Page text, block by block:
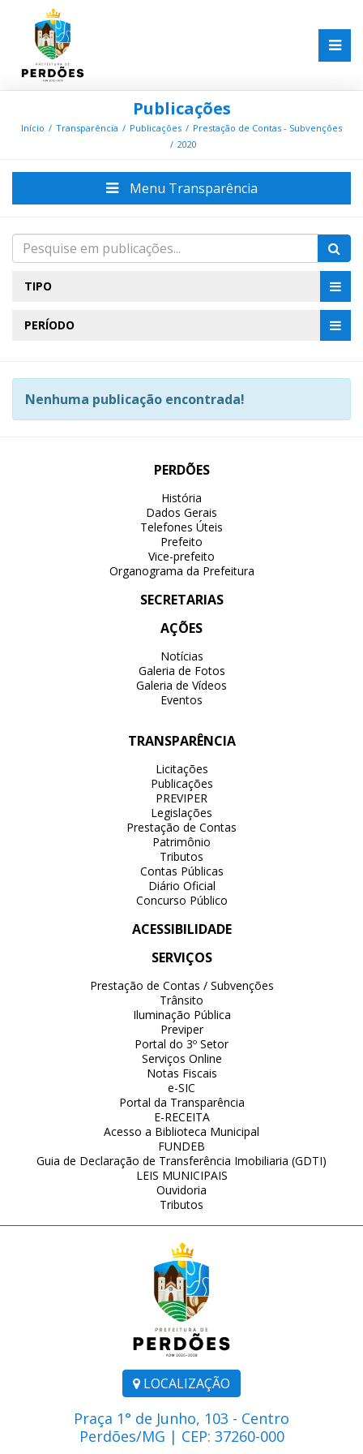
Publicações
Início Transparência Publicações
Prestação de Contas - Subvenções
2020
Menu Transparência
TIPO
PERÍODO
Nenhuma publicação encontrada!
LOCALIZAÇÃO
Praça 1° de Junho, 103 - Centro
Perdões/MG | CEP: 37260-000
PERDÕES
História
Dados Gerais
Telefones Úteis
Prefeito
Vice-prefeito
Organograma da Prefeitura
SECRETARIAS
AÇÕES
Notícias
Galeria de Fotos
Galeria de Vídeos
Eventos
TRANSPARÊNCIA
Licitações
Publicações
PREVIPER
Legislações
Prestação de Contas
Patrimônio
Tributos
Contas Públicas
Diário Oficial
Concurso Público
ACESSIBILIDADE
SERVIÇOS
Prestação de Contas / Subvenções
Trânsito
Iluminação Pública
Previper
Portal do 3º Setor
Serviços Online
Notas Fiscais
e-SIC
Portal da Transparência
E-RECEITA
Acesso a Biblioteca Municipal
FUNDEB
Guia de Declaração de Transferência Imobiliaria (GDTI)
LEIS MUNICIPAIS
Ouvidoria
Tributos